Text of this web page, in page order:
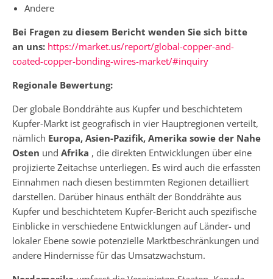
Andere
Bei Fragen zu diesem Bericht wenden Sie sich bitte
an uns: https://market.us/report/global-copper-and-
coated-copper-bonding-wires-market/#inquiry
Regionale Bewertung:
Der globale Bonddrähte aus Kupfer und beschichtetem
Kupfer-Markt ist geografisch in vier Hauptregionen verteilt,
nämlich Europa, Asien-Pazifik, Amerika sowie der Nahe
Osten und Afrika , die direkten Entwicklungen über eine
projizierte Zeitachse unterliegen. Es wird auch die erfassten
Einnahmen nach diesen bestimmten Regionen detailliert
darstellen. Darüber hinaus enthält der Bonddrähte aus
Kupfer und beschichtetem Kupfer-Bericht auch spezifische
Einblicke in verschiedene Entwicklungen auf Länder- und
lokaler Ebene sowie potenzielle Marktbeschränkungen und
andere Hindernisse für das Umsatzwachstum.